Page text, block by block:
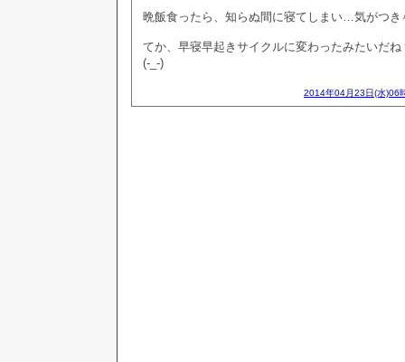
晩飯食ったら、知らぬ間に寝てしまい…気がつき
てか、早寝早起きサイクルに変わったみたいだね
(-_-)
2014年04月23日(水)06